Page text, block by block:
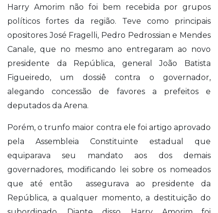
Harry Amorim não foi bem recebida por grupos
políticos fortes da região. Teve como principais
opositores José Fragelli, Pedro Pedrossian e Mendes
Canale, que no mesmo ano entregaram ao novo
presidente da República, general João Batista
Figueiredo, um dossiê contra o governador,
alegando concessão de favores a prefeitos e
deputados da Arena.
Porém, o trunfo maior contra ele foi artigo aprovado
pela Assembleia Constituinte estadual que
equiparava seu mandato aos dos demais
governadores, modificando lei sobre os nomeados
que até então assegurava ao presidente da
República, a qualquer momento, a destituição do